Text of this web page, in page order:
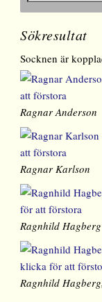
Sökresultat
Socknen är
Ragnar Anderson
Ragnar Karlson
Ragnhild Hagberg
Ragnhild